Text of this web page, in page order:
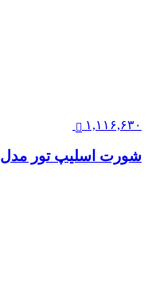
۱,۱۱۶,۶۳۰
شورت اسلیپ تور مدل GLP-SH-8